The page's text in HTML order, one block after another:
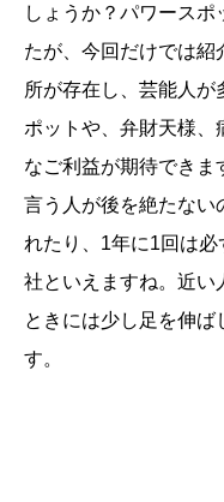
しょうか？パワース
たが、今回だけでは紹
所が存在し、芸能人が
ポットや、弁財天様、
なご利益が期待できま
言う人が後を絶たない
れたり、1年に1回は
社といえますね。近い
ときには少し足を伸
す。